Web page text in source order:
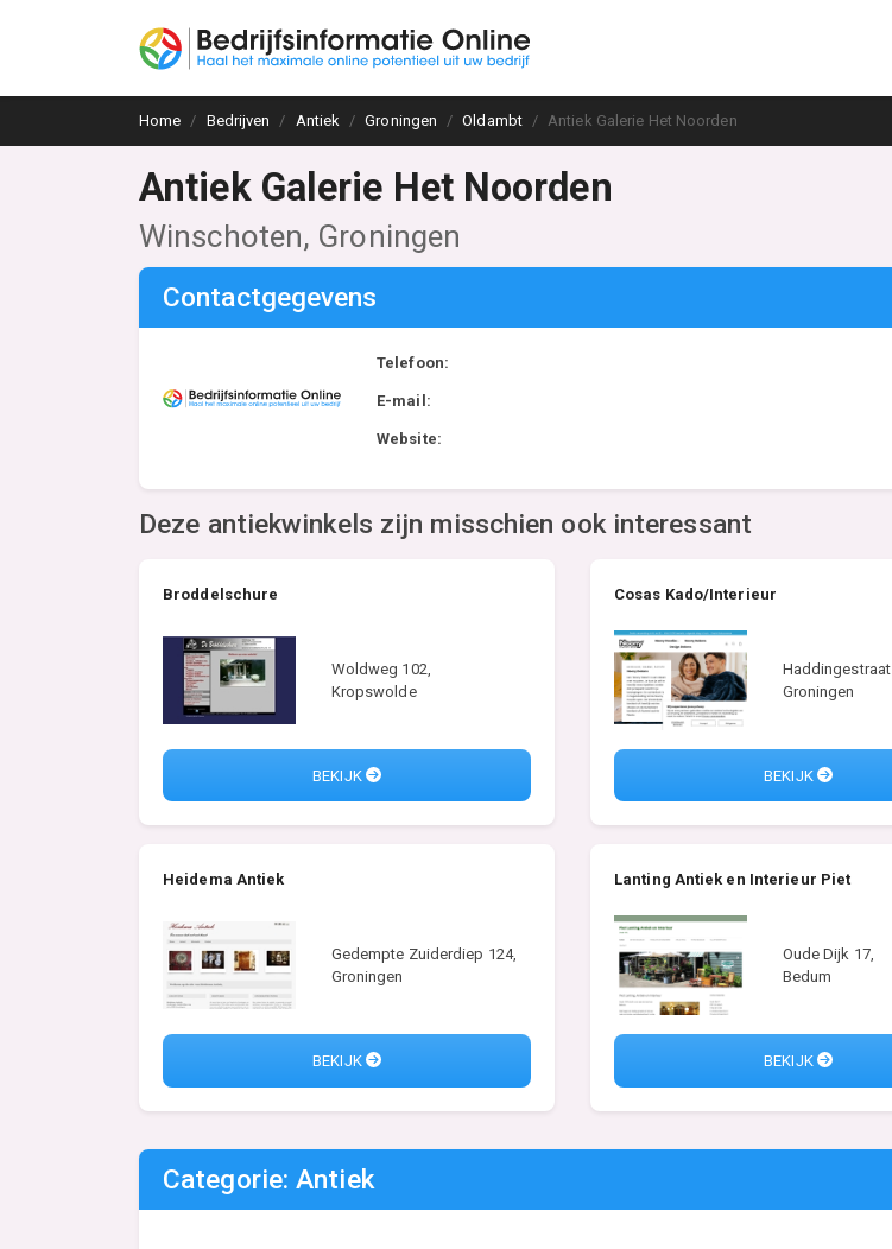
Home Bedrijven Antiek Groningen Oldambt Antiek Galerie Het Noorden
Antiek Galerie Het Noorden
Winschoten, Groningen
Contactgegevens
Telefoon:
E-mail:
Website:
Deze antiekwinkels zijn misschien ook interessant
Broddelschure
Woldweg 102,
Kropswolde
BEKIJK
Cosas Kado/Interieur
Haddingestraat
Groningen
BEKIJK
Heidema Antiek
Gedempte Zuiderdiep 124,
Groningen
BEKIJK
Lanting Antiek en Interieur Piet
Oude Dijk 17,
Bedum
BEKIJK
Categorie: Antiek